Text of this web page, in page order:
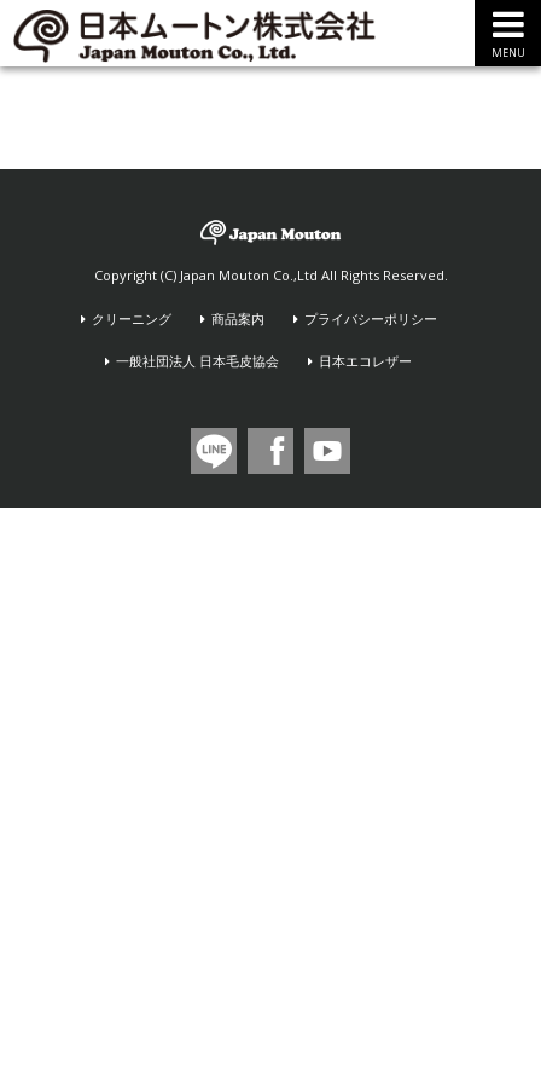
MENU
Copyright (C) Japan Mouton Co.,Ltd All Rights Reserved.
クリーニング 商品案内 プライバシーポリシー
一般社団法人 日本毛皮協会 日本エコレザー